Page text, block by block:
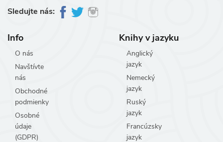
Sledujte nás:
Info
O nás
Navštívte
nás
Obchodné
podmienky
Osobné
údaje
(GDPR)
Knihy v jazyku
Anglický
jazyk
Nemecký
jazyk
Ruský
jazyk
Francúzsky
jazyk